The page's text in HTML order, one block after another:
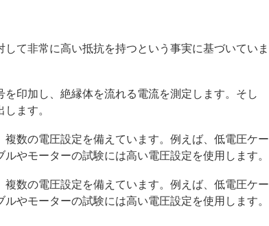
て非常に高い抵抗を持つという事実に基づいていま
印加し、絶縁体を流れる電流を測定します。そし
ます。
数の電圧設定を備えています。例えば、低電圧ケー
やモーターの試験には高い電圧設定を使用します。
数の電圧設定を備えています。例えば、低電圧ケー
やモーターの試験には高い電圧設定を使用します。